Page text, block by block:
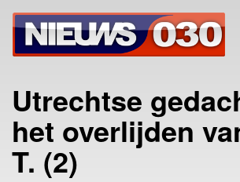
Utrechtse
het overlijden
T. (2)